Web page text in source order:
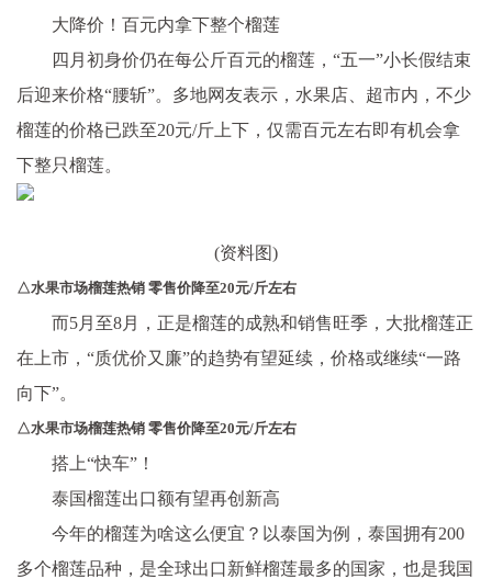
大降价！百元内拿下整个榴莲
四月初身价仍在每公斤百元的榴莲，“五一”小长假结束
后迎来价格“腰斩”。多地网友表示，水果店、超市内，不少
榴莲的价格已跌至20元/斤上下，仅需百元左右即有机会拿
下整只榴莲。
(资料图)
△水果市场榴莲热销 零售价降至20元/斤左右
而5月至8月，正是榴莲的成熟和销售旺季，大批榴莲正
在上市，“质优价又廉”的趋势有望延续，价格或继续“一路
向下”。
△水果市场榴莲热销 零售价降至20元/斤左右
搭上“快车”！
泰国榴莲出口额有望再创新高
今年的榴莲为啥这么便宜？以泰国为例，泰国拥有200
多个榴莲品种，是全球出口新鲜榴莲最多的国家，也是我国